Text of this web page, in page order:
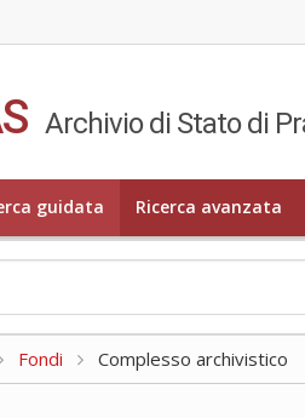
Archivio di Stato di
guidata Ricerca avanzata
Fondi Complesso archivistico